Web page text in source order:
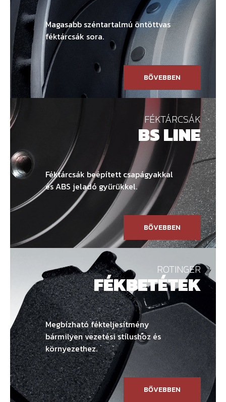
Magasabb széntartalmú öntöttvas
féktárcsák sora.
BŐVEBBEN
FÉKTÁRCSÁK
BS LINE
Féktárcsák beépített csapágyakkal
és ABS jeladó gyűrűkkel.
BŐVEBBEN
ROTINGER
FÉKBETÉTEK
Megbízható fékteljesítmény
bármilyen vezetési stílushoz és
környezethez.
BŐVEBBEN